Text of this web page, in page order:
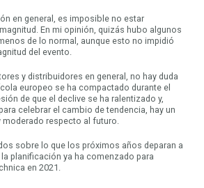
en general, es imposible no estar
En mi opinión, quizás hubo algunos
de lo normal, aunque esto no impidió
del evento.
y distribuidores en general, no hay duda
europeo se ha compactado durante el
de que el declive se ha ralentizado y,
celebrar el cambio de tendencia, hay un
respecto al futuro.
sobre lo que los próximos años deparan a
planificación ya ha comenzado para
en 2021.